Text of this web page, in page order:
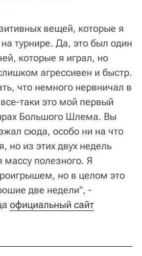
вещей, которые я
турнире. Да, это был один
которые я играл, но
агрессивен и быстр.
что немного нервничал в
таки это мой первый
Большого Шлема. Вы
сюда, особо ни на что
но из этих двух недель
массу полезного. Я
но в целом это
две недели", -
официальный сайт